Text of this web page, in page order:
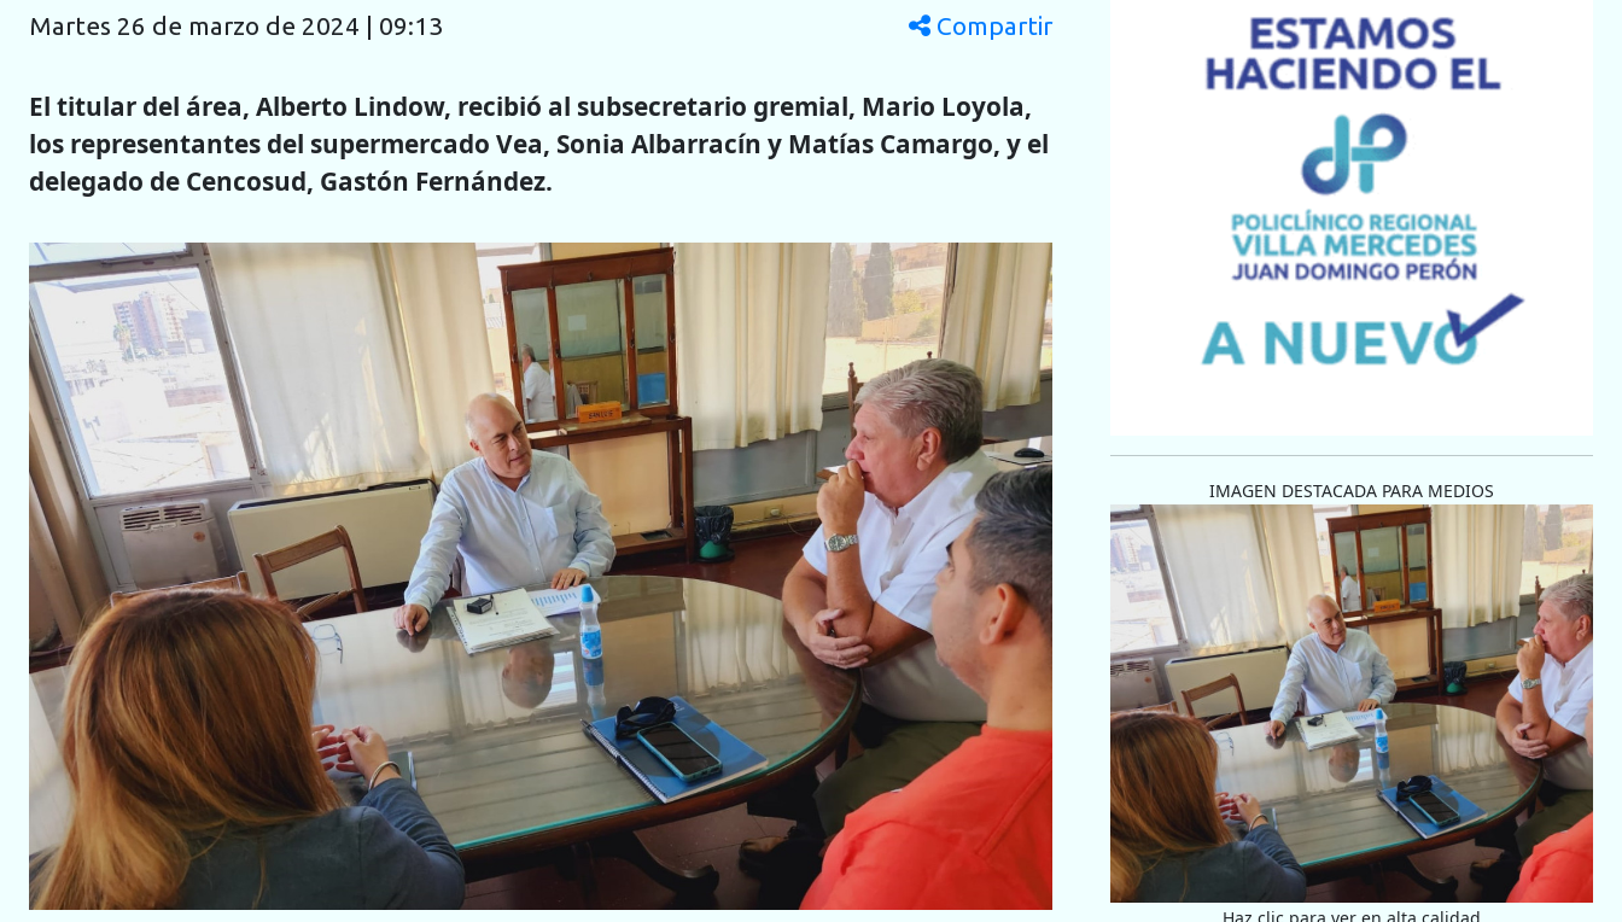
martes 26 de marzo de 2024 | 09:13 Compartir
El titular del área, Alberto Lindow, recibió al subsecretario gremial, Mario Loyola,
los representantes del supermercado Vea, Sonia Albarracín y Matías Camargo, y el
delegado de Cencosud, Gastón Fernández.
IMAGEN DESTACADA PARA MEDIOS
Haz clic para ver en alta calidad